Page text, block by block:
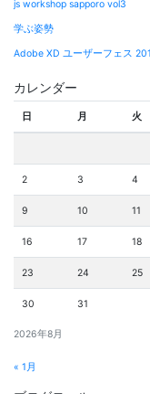
js workshop sapporo vol3
学ぶ姿勢
Adobe XD ユーザーフェス
カレンダー
2026年8月
日 月 火
2 3 4
9 10 11
16 17 18
23 24 25
30 31
« 1月